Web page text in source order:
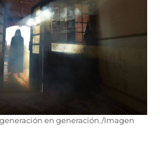
en generación./Imagen